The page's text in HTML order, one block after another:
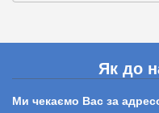
Як до
Ми чекаємо Вас за